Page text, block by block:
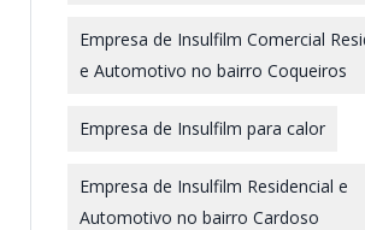
Empresa de Insulfilm Comercial
e Automotivo no bairro Coqueiros
Empresa de Insulfilm para calor
Empresa de Insulfilm Residencial e
Automotivo no bairro Cardoso